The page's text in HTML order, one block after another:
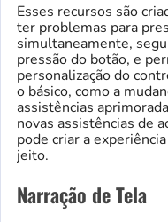
Esses recursos são
ter problemas para
simultaneamente,
pressão do botão, e
personalização do
o básico, como a
assistências
novas assistências de
pode criar a
jeito.
Narração de Tela